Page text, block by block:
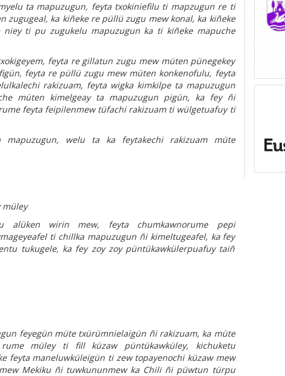
ta mapuzugun, feyta txokiniefilu ti mapzugun re ti
ka kiñeke re püllü zugu mew konal, ka kiñeke
ti pu zugukelu mapuzugun ka ti kiñeke mapuche
feyta re gillatun zugu mew müten pünegekey
feyta re püllü zugu mew müten konkenofulu, feyta
rakizuam, feyta wigka kimkilpe ta mapuzugun
müten kimelgeay ta mapuzugun pigün, ka fey ñi
feyta feipilenmew tüfachi rakizuam ti wülgetuafuy ti
mapuzugun, welu ta ka feytakechi rakizuam müte
müley
alüken wirin mew, feyta chumkawnorume pepi
ti chillka mapuzugun ñi kimeltugeafel, ka fey
tukugele, ka fey zoy zoy püntükawkülerpuafuy taiñ
feyegün müte txürümnielaigün ñi rakizuam, ka müte
müley ti fill küzaw püntükawküley, kichuketu
feyta maneluwküleigün ti zew topayenochi küzaw mew
Mekiku ñi tuwkununmew ka Chili ñi püwtun türpu